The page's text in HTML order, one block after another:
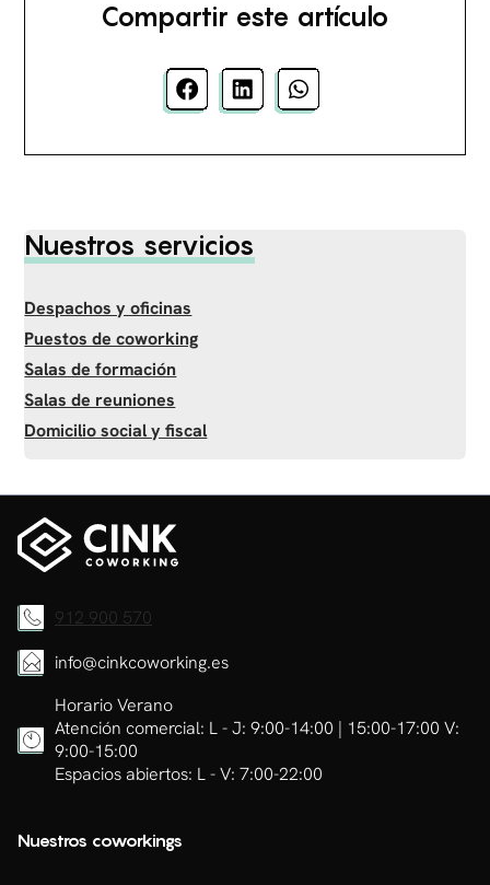
Compartir este artículo
Nuestros servicios
Despachos y oficinas
Puestos de coworking
Salas de formación
Salas de reuniones
Domicilio social y fiscal
912 900 570
info@cinkcoworking.es
Horario Verano
Atención comercial: L - J: 9:00-14:00 | 15:00-17:00 V:
9:00-15:00
Espacios abiertos: L - V: 7:00-22:00
Nuestros coworkings